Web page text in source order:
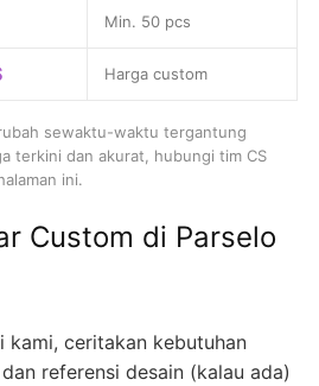
Min. 50 pcs
Harga custom
sewaktu-waktu tergantung
terkini dan akurat, hubungi tim CS
ini.
Custom di Parselo
ceritakan kebutuhan
referensi desain (kalau ada)